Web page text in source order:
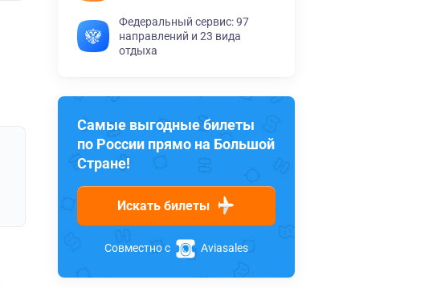
Федеральный сервис: 97
направлений и 23 вида
отдыха
Самые выгодные билеты
по России прямо на Большой
Стране!
Искать билеты
Совместно с Aviasales